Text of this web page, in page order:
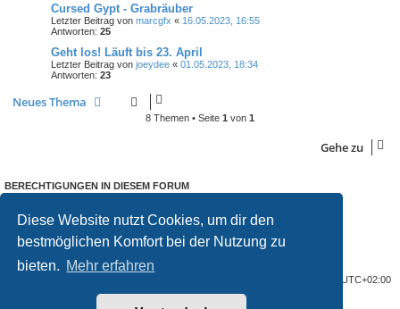
Diese Website nutzt Cookies, um dir den
bestmöglichen Komfort bei der Nutzung zu
bieten. Mehr erfahren
Cursed Gypt - Grabräuber
Letzter Beitrag von marcgfx « 16.05.2023, 16:55
Antworten: 25
Geht los! Läuft bis 23. April
Letzter Beitrag von joeydee « 01.05.2023, 18:34
Antworten: 23
Neues Thema
8 Themen • Seite 1 von 1
Gehe zu
BERECHTIGUNGEN IN DIESEM FORUM
Du darfst keineAntworten zu Themen in diesem Forum erstellen.
Du darfst deine Beiträge in diesem Forumnichtändern.
Du darfst deine Beiträge in diesem Forum nicht löschen.
keine
UTC+02:00